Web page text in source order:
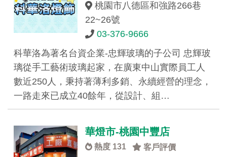
桃園市八德區和強路266巷
22~26號
03-376-9666
科華洛為著名台資企業-忠輝玻璃的子公司 忠輝玻
璃從手工藝術玻璃起家，在廣東中山實際員工人
數近250人，秉持著薄利多銷、永續經營的理念，
一路走來已成立40餘年，從設計、組…
華燈市-桃園中豐店
熱度 131 客戶評價